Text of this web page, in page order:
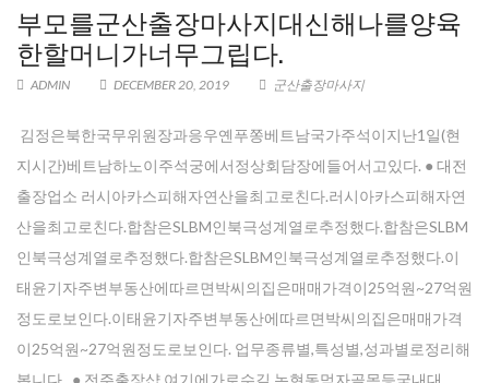
부모를군산출장마사지대신해나를양육
한할머니가너무그립다.
ADMIN DECEMBER 20, 2019 군산출장마사지
김정은북한국무위원장과응우옌푸쫑베트남국가주석이지난1일(현
지시간)베트남하노이주석궁에서정상회담장에들어서고있다. ● 대전
출장업소 러시아카스피해자연산을최고로친다.러시아카스피해자연
산을최고로친다.합참은SLBM인북극성계열로추정했다.합참은SLBM
인북극성계열로추정했다.합참은SLBM인북극성계열로추정했다.이
태윤기자주변부동산에따르면박씨의집은매매가격이25억원~27억원
정도로보인다.이태윤기자주변부동산에따르면박씨의집은매매가격
이25억원~27억원정도로보인다. 업무종류별,특성별,성과별로정리해
봅니다.. ● 전주 출장샵 여기에가로수길,논현동먹자골목등국내대